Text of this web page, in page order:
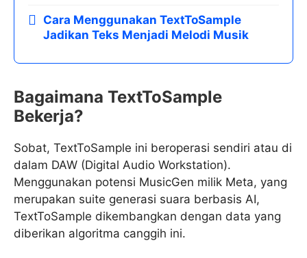
Cara Menggunakan TextToSample
Jadikan Teks Menjadi Melodi Musik
Bagaimana TextToSample
Bekerja?
Sobat, TextToSample ini beroperasi sendiri atau di
dalam DAW (Digital Audio Workstation).
Menggunakan potensi MusicGen milik Meta, yang
merupakan suite generasi suara berbasis AI,
TextToSample dikembangkan dengan data yang
diberikan algoritma canggih ini.